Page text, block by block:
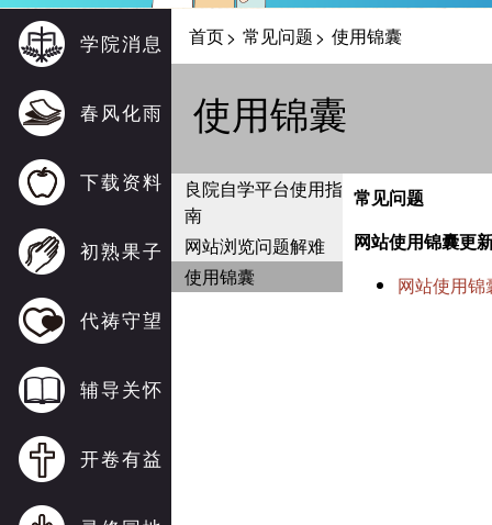
学院消息
春风化雨
下载资料
初熟果子
代祷守望
辅导关怀
开卷有益
首页> 常见问题> 使用锦囊
使用锦囊
良院自学平台使用指
南
网站浏览问题解难
使用锦囊
常见问题
网站使用锦囊更
网站使用锦